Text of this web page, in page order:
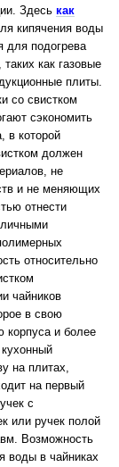
Здесь как
кипячения воды
для подогрева
как газовые
плиты.
со свистком
сэкономить
в которой
должен
не
и не меняющих
отнести
относительно
чайников
в свою
корпуса и более
на плитах,
на первый
с
или ручек полой
Возможность
воды в чайниках